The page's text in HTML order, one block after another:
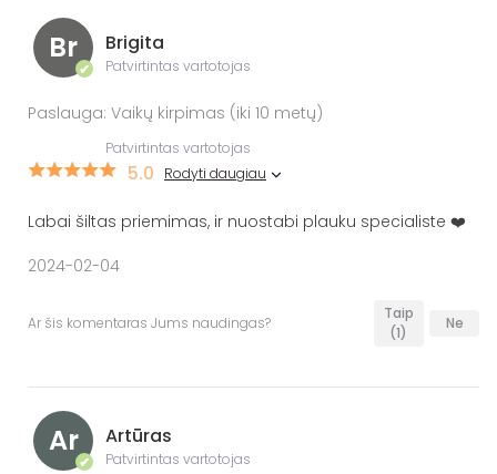
Br
✔
Brigita
Patvirtintas vartotojas
Paslauga: Vaikų kirpimas (iki 10 metų)
Patvirtintas vartotojas
5.0 Rodyti daugiau
Labai šiltas priemimas, ir nuostabi plauku specialiste ❤️
2024-02-04
Ar šis komentaras Jums naudingas?
Taip
(1)
Ne
Ar
✔
Artūras
Patvirtintas vartotojas